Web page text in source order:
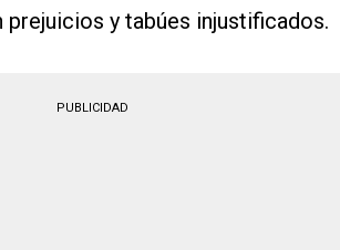
y tabúes injustificados.
PUBLICIDAD